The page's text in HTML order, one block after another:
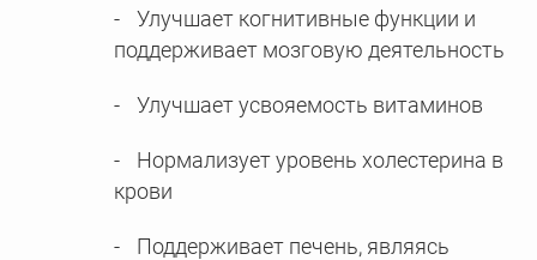
Улучшает когнитивные функции и
поддерживает мозговую деятельность
Улучшает усвояемость витаминов
Нормализует уровень холестерина в
крови
Поддерживает печень, являясь